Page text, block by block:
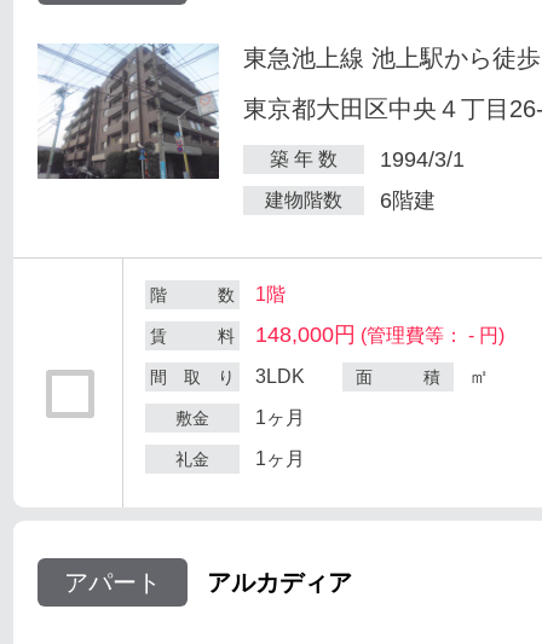
東急池上線 池上駅から徒
東京都大田区中央４丁目
築 年 数 1994/3/1
建物階数 6階建
階 数 1階
賃 料 148,000円 (管理費等： - 円)
間 取 り 3LDK 面 積 ㎡
敷金 1ヶ月
礼金 1ヶ月
アパート アルカディア